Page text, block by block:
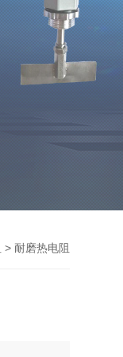
> 耐磨热电阻